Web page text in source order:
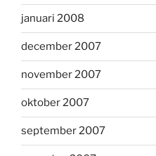
januari 2008
december 2007
november 2007
oktober 2007
september 2007